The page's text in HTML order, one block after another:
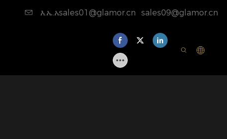
እ.ኤ.አsales01@glamor.cn sales09@glamor.cn